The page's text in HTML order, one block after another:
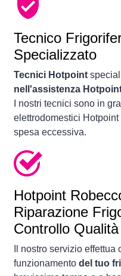
Tecnico
Specializzato
Tecnici Hotpoint
nell'assistenza
I nostri tecnici sono in
elettrodomestici
spesa eccessiva.
Hotpoint
Riparazione
Controllo Qualità
Il nostro servizio
funzionamento del tuo